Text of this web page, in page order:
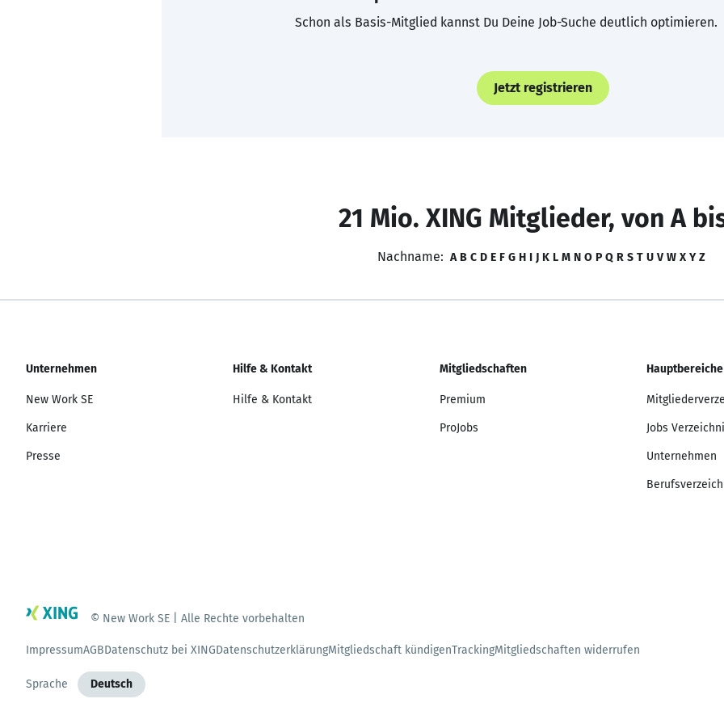
Schon als Basis-Mitglied kannst Du Deine Job-Suche deutlich optimieren.
Jetzt registrieren
21 Mio. XING Mitglieder, von A
Nachname: A B C D E F G H I J K L M N O P Q R S T U V W X Y Z
Unternehmen
New Work SE
Karriere
Presse
Hilfe & Kontakt
Hilfe & Kontakt
Mitgliedschaften
Premium
ProJobs
Hauptbereiche
Jobs
Unternehmen
© New Work SE | Alle Rechte vorbehalten
ImpressumAGBDatenschutz bei XINGDatenschutzerklärungMitgliedschaft kündigenTrackingMitgliedschaften widerrufen
Sprache Deutsch